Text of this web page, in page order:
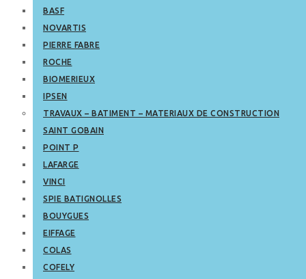
BASF
NOVARTIS
PIERRE FABRE
ROCHE
BIOMERIEUX
IPSEN
TRAVAUX – BATIMENT – MATERIAUX DE CONSTRUCTION
SAINT GOBAIN
POINT P
LAFARGE
VINCI
SPIE BATIGNOLLES
BOUYGUES
EIFFAGE
COLAS
COFELY